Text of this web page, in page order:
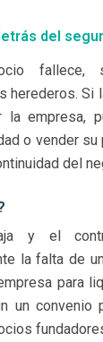
del
fallece,
herederos.
la empresa,
o vender su
del
y el
la falta de
para
un convenio